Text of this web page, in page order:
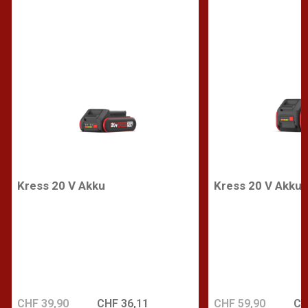
Kress 20 V Akku
CHF 36,11
CHF 39,90
Kress 20 V Akku
CHF 59,90